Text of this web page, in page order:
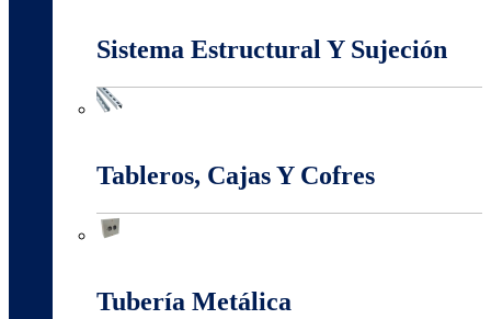
Sistema Estructural Y Sujeción
Tableros, Cajas Y Cofres
Tubería Metálica